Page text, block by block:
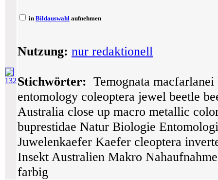
132
in Bildauswahl aufnehmen
Nutzung: nur redaktionell
Stichwörter: Temognata
entomology coleoptera jewel beetle
Australia close up macro metallic
buprestidae Natur Biologie
Juwelenkaefer Kaefer cleoptera
Insekt Australien Makro
farbig